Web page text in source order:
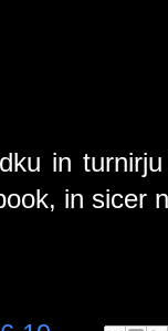
in
in sicer